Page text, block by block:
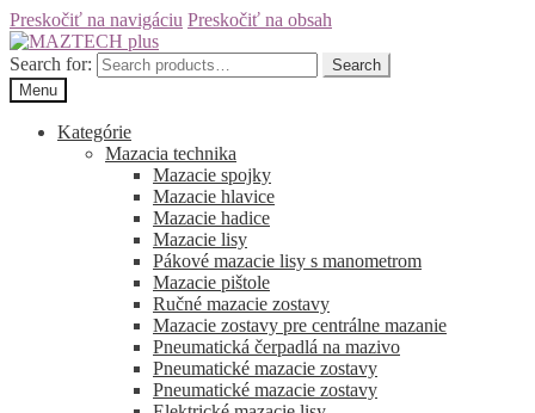
Preskočiť na navigáciu Preskočiť na obsah
Search for:
Search
Menu
Kategórie
Mazacia technika
Mazacie spojky
Mazacie hlavice
Mazacie hadice
Mazacie lisy
Pákové mazacie lisy s manometrom
Mazacie pištole
Ručné mazacie zostavy
Mazacie zostavy pre centrálne mazanie
Pneumatická čerpadlá na mazivo
Pneumatické mazacie zostavy
Pneumatické mazacie zostavy